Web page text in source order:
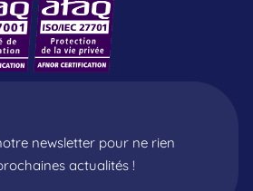
newsletter pour ne rien
actualités !